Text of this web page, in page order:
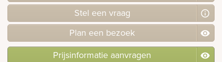
Stel een vraag
Plan een bezoek
Prijsinformatie aanvragen